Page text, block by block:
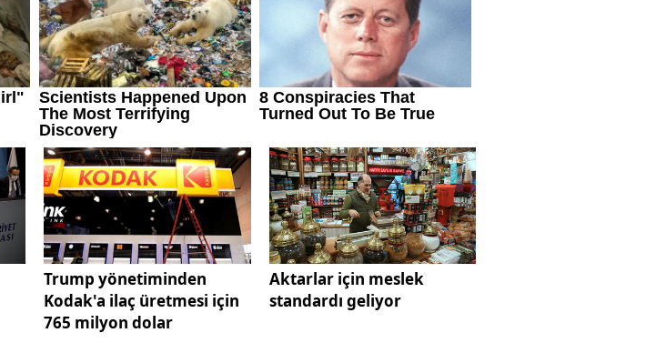
Trump yönetiminden
Kodak'a ilaç üretmesi için
765 milyon dolar
Aktarlar için meslek
standardı geliyor